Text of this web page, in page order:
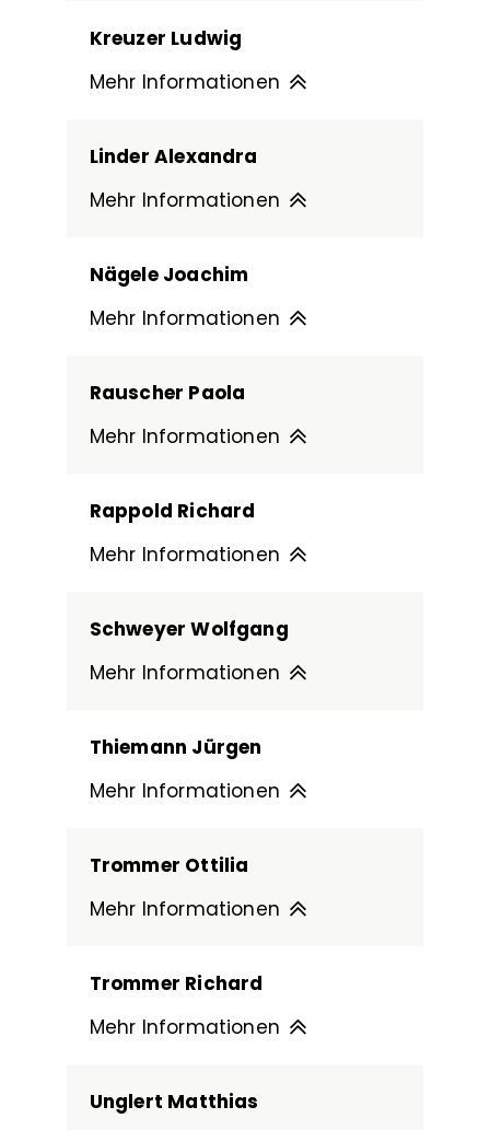
Kreuzer Ludwig
Mehr Informationen
Linder Alexandra
Mehr Informationen
Nägele Joachim
Mehr Informationen
Rauscher Paola
Mehr Informationen
Rappold Richard
Mehr Informationen
Schweyer Wolfgang
Mehr Informationen
Thiemann Jürgen
Mehr Informationen
Trommer Ottilia
Mehr Informationen
Trommer Richard
Mehr Informationen
Unglert Matthias